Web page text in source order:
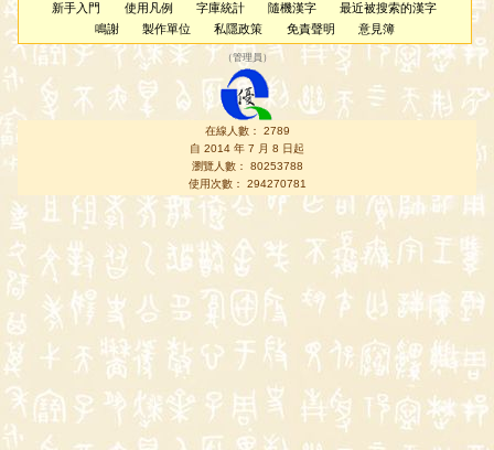
新手入門 使用凡例 字庫統計 隨機漢字
最近被搜索的漢字
鳴謝
製作單位 私隱政策 免責聲明 意見簿
（管理員 ）
在線人數： 2789
自 2014 年 7 月 8 日起
瀏覽人數： 80253788
使用次數： 294270781